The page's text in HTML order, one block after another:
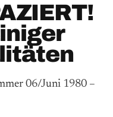
06/Juni 1980 –